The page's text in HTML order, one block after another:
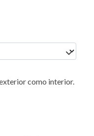
como interior.